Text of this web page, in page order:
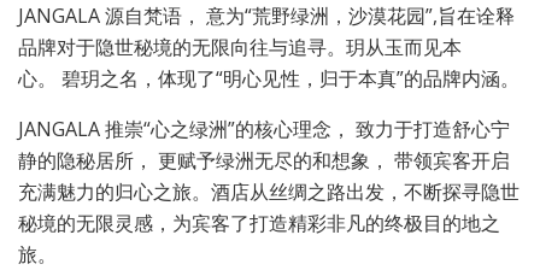
JANGALA 源自梵语， 意为“荒野绿洲，沙漠花园”,旨在诠释
品牌对于隐世秘境的无限向往与追寻。玥从玉而见本
心。 碧玥之名，体现了“明心见性，归于本真”的品牌内涵。
JANGALA 推崇“心之绿洲”的核心理念， 致力于打造舒心宁
静的隐秘居所， 更赋予绿洲无尽的和想象， 带领宾客开启
充满魅力的归心之旅。酒店从丝绸之路出发，不断探寻隐世
秘境的无限灵感，为宾客了打造精彩非凡的终极目的地之
旅。